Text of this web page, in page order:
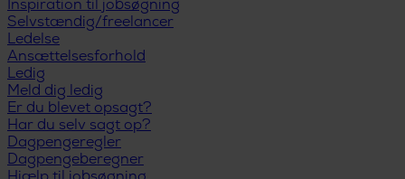
Inspiration til jobsøgning
Selvstændig/freelancer
Ledelse
Ansættelsesforhold
Ledig
Meld dig ledig
Er du blevet opsagt?
Har du selv sagt op?
Dagpengeregler
Dagpengeberegner